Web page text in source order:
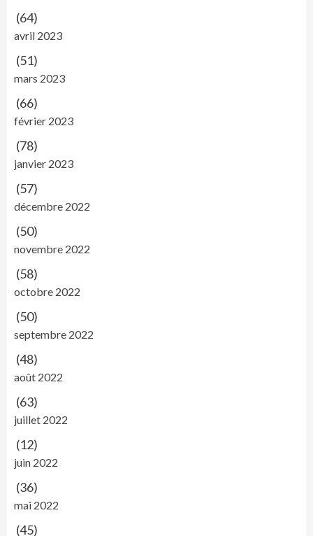
(64)
avril 2023
(51)
mars 2023
(66)
février 2023
(78)
janvier 2023
(57)
décembre 2022
(50)
novembre 2022
(58)
octobre 2022
(50)
septembre 2022
(48)
août 2022
(63)
juillet 2022
(12)
juin 2022
(36)
mai 2022
(45)